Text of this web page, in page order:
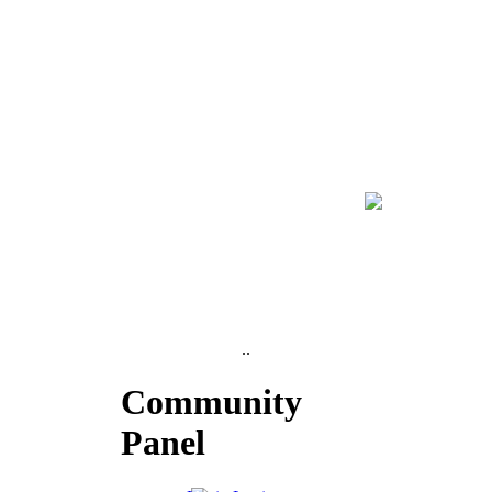
..
Community
Panel